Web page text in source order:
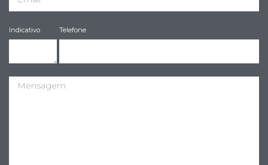
Indicativo Telefone